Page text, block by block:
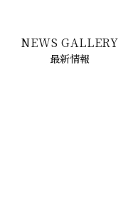
NEWS GALLERY
最新情報